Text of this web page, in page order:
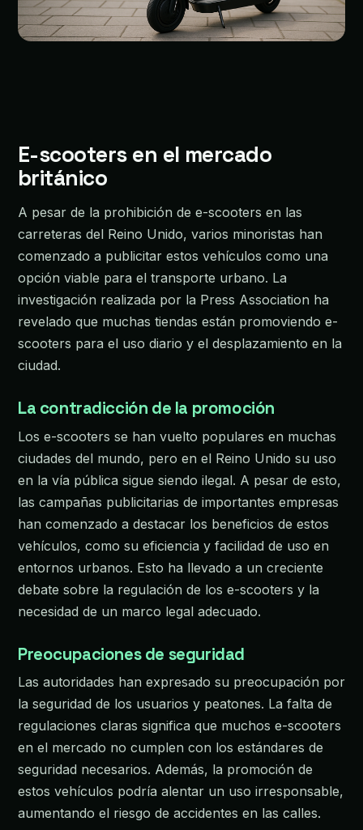
E-scooters en el mercado
británico
A pesar de la prohibición de e-scooters en las
carreteras del Reino Unido, varios minoristas han
comenzado a publicitar estos vehículos como una
opción viable para el transporte urbano. La
investigación realizada por la Press Association ha
revelado que muchas tiendas están promoviendo e-
scooters para el uso diario y el desplazamiento en la
ciudad.
La contradicción de la promoción
Los e-scooters se han vuelto populares en muchas
ciudades del mundo, pero en el Reino Unido su uso
en la vía pública sigue siendo ilegal. A pesar de esto,
las campañas publicitarias de importantes empresas
han comenzado a destacar los beneficios de estos
vehículos, como su eficiencia y facilidad de uso en
entornos urbanos. Esto ha llevado a un creciente
debate sobre la regulación de los e-scooters y la
necesidad de un marco legal adecuado.
Preocupaciones de seguridad
Las autoridades han expresado su preocupación por
la seguridad de los usuarios y peatones. La falta de
regulaciones claras significa que muchos e-scooters
en el mercado no cumplen con los estándares de
seguridad necesarios. Además, la promoción de
estos vehículos podría alentar un uso irresponsable,
aumentando el riesgo de accidentes en las calles.